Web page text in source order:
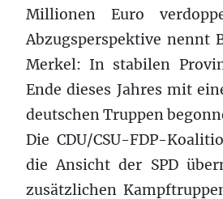
Millionen Euro
Abzugsperspektive nennt
Merkel: In stabilen
Ende dieses Jahres mit
deutschen Truppen
Die CDU/CSU-FDP-
die Ansicht der SPD
zusätzlichen